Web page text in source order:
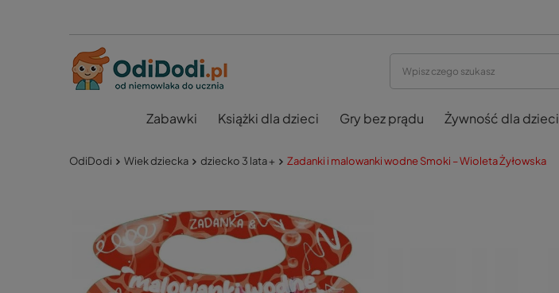
Zabawki Książki dla dzieci Gry bez prądu Żywność dla dzieci
OdiDodi Wiek dziecka dziecko 3 lata + Zadanki i malowanki wodne Smoki – Wioleta Żyłowska